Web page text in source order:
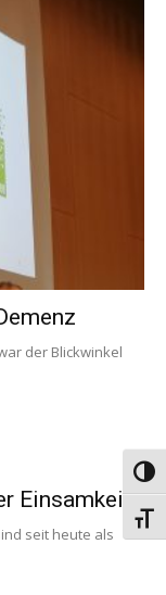
der Blickwinkel
Einsamkeit
seit heute als